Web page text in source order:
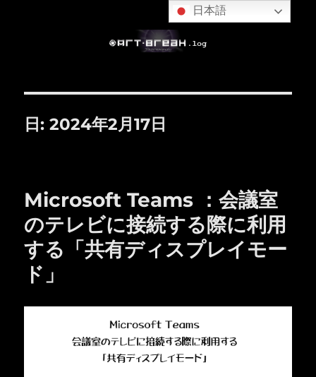
日:2024年2月17日
Microsoft Teams ：会議室
のテレビに接続する際に利用
する「共有ディスプレイモー
ド」
日本語